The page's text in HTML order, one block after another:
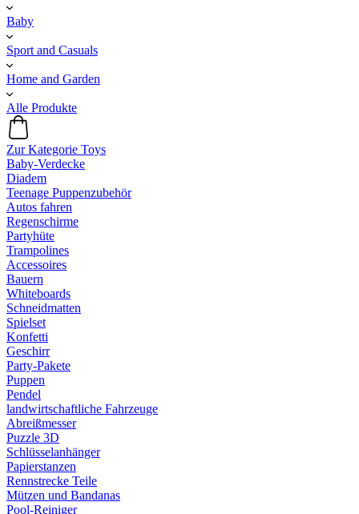
Baby
Sport and Casuals
Home and Garden
Alle Produkte
Zur Kategorie Toys
Baby-Verdecke
Diadem
Teenage Puppenzubehör
Autos fahren
Regenschirme
Partyhüte
Trampolines
Accessoires
Bauern
Whiteboards
Schneidmatten
Spielset
Konfetti
Geschirr
Party-Pakete
Puppen
Pendel
landwirtschaftliche Fahrzeuge
Abreißmesser
Puzzle 3D
Schlüsselanhänger
Papierstanzen
Rennstrecke Teile
Mützen und Bandanas
Pool-Reiniger